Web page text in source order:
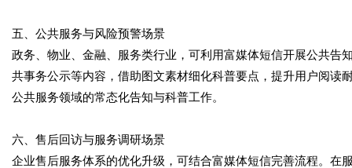
五、公共服务与风险预警场景
政务、物业、金融、服务类行业，可利用富媒体短信开展公共告
共事务公示等内容，借助图文素材细化科普要点，提升用户阅读
公共服务领域的常态化告知与科普工作。
六、售后回访与服务调研场景
企业售后服务体系的优化升级，可结合富媒体短信完善流程。在